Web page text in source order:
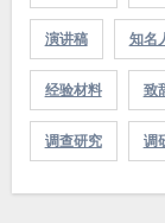
演讲稿 知名
经验材料 致
调查研究 调